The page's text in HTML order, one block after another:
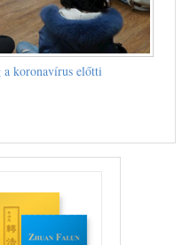
a koronavírus előtti